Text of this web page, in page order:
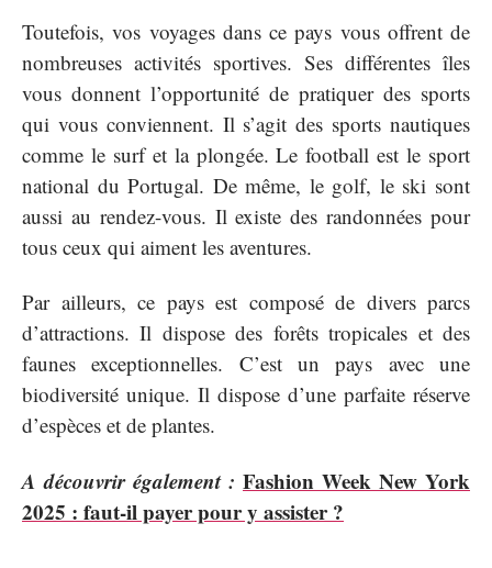
Toutefois, vos voyages dans ce pays vous offrent de
nombreuses activités sportives. Ses différentes îles
vous donnent l’opportunité de pratiquer des sports
qui vous conviennent. Il s’agit des sports nautiques
comme le surf et la plongée. Le football est le sport
national du Portugal. De même, le golf, le ski sont
aussi au rendez-vous. Il existe des randonnées pour
tous ceux qui aiment les aventures.
Par ailleurs, ce pays est composé de divers parcs
d’attractions. Il dispose des forêts tropicales et des
faunes exceptionnelles. C’est un pays avec une
biodiversité unique. Il dispose d’une parfaite réserve
d’espèces et de plantes.
A découvrir également : Fashion Week New York
2025 : faut-il payer pour y assister ?